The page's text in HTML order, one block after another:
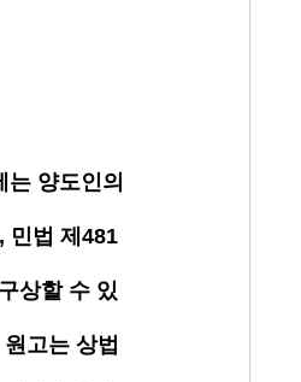
양도인의
민법 제481
상할 수 있
고는 상법